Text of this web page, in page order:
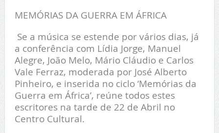
MEMÓRIAS DA GUERRA EM ÁFRICA
Se a música se estende por vários dias, já
a conferência com Lídia Jorge, Manuel
Alegre, João Melo, Mário Cláudio e Carlos
Vale Ferraz, moderada por José Alberto
Pinheiro, e inserida no ciclo ‘Memórias da
Guerra em África’, reúne todos estes
escritores na tarde de 22 de Abril no
Centro Cultural.